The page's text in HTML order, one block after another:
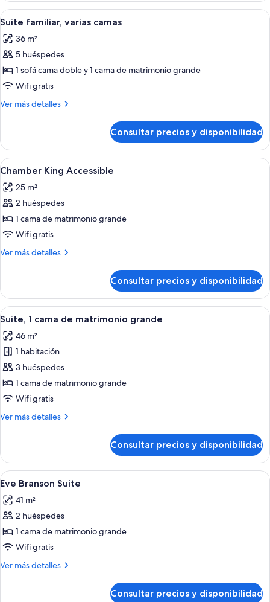
matrimonio
cama
matrimonio
Abrir
todas
las
fotos
de
Suite
familiar,
Una sala moderna con un sofá
5
Suite familiar, varias camas
36 m²
5 huéspedes
1 sofá cama doble y 1 cama de matrimonio grande
Wifi gratis
Ver más detalles
Más
familiar,
varias
camas
Consultar precios y disponibilidad
Abrir
todas
las
fotos
de
Chamber
King
Habitación de hotel con una cama
3
Chamber King Accessible
25 m²
2 huéspedes
1 cama de matrimonio grande
Wifi gratis
Ver más detalles
Más
King
Accessible
Consultar precios y disponibilidad
Abrir
todas
las
fotos
de
Suite,
1
de
Habitación de hotel con una cama,
3
Suite, 1 cama de matrimonio grande
46 m²
1 habitación
3 huéspedes
1 cama de matrimonio grande
Wifi gratis
Ver más detalles
Más
1
cama
de
grande
Consultar precios y disponibilidad
Abrir
todas
las
fotos
de
Eve
Branson
Un espacio habitable compacto
2
Eve Branson Suite
41 m²
2 huéspedes
1 cama de matrimonio grande
Wifi gratis
Ver más detalles
Más
Consultar precios y disponibilidad